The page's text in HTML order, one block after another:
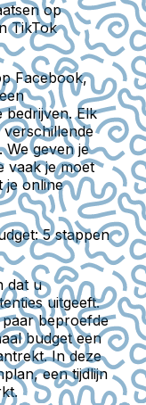
op
TikTok
Facebook,
Elk
geven je
vaak je moet
je online
5 stappen
dat u
uitgeeft.
beproefde
budget een
In deze
een tijdlijn